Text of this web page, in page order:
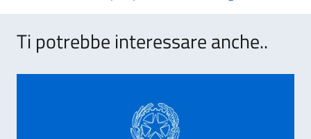
Ti potrebbe interessare anche..